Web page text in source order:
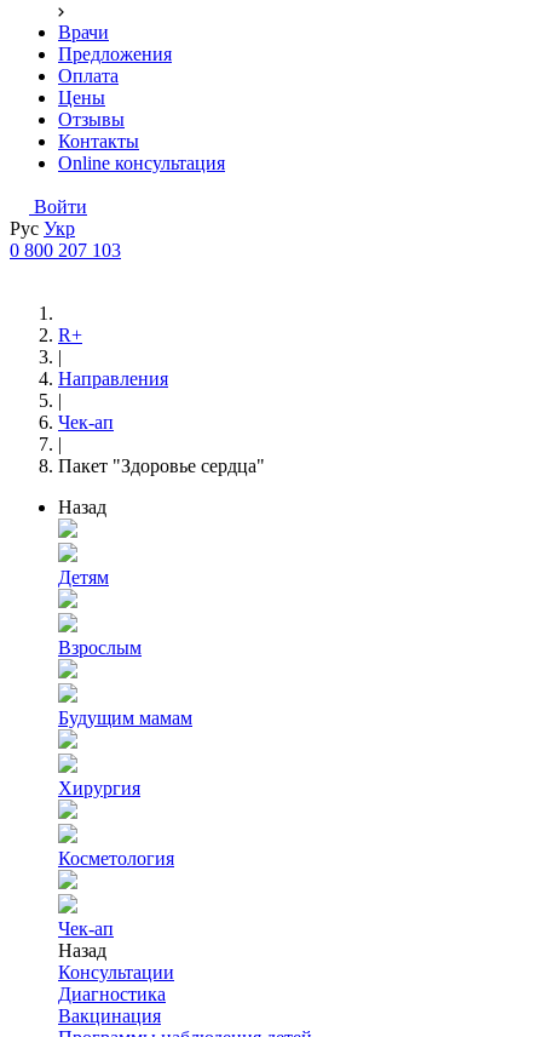
Врачи
Предложения
Оплата
Цены
Отзывы
Контакты
Online консультация
Войти
Рус Укр
0 800 207 103
R+
|
Направления
|
Чек-ап
|
Пакет "Здоровье сердца"
Назад
Детям
Взрослым
Будущим мамам
Хирургия
Косметология
Чек-ап
Назад
Консультации
Диагностика
Вакцинация